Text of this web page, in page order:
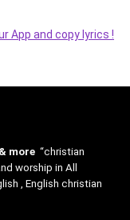
and copy lyrics !
more “christian
worship in All
, English christian